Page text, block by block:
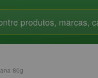
produtos, marcas,
80g